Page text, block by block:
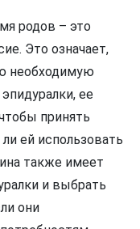
родов – это
Это означает,
необходимую
ее
принять
ей использовать
также имеет
и выбрать
они